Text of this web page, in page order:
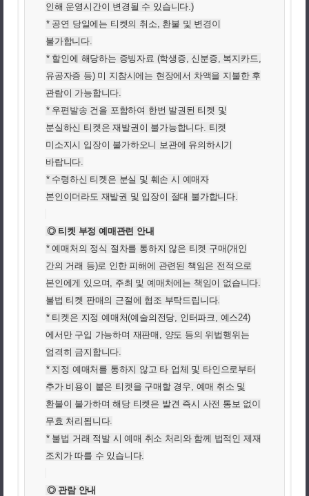
인해 운영시간이 변경될 수 있습니다.)
* 공연 당일에는 티켓의 취소, 환불 및 변경이
불가합니다.
* 할인에 해당하는 증빙자료 (학생증, 신분증, 복지카드,
유공자증 등) 미 지참시에는 현장에서 차액을 지불한 후
관람이 가능합니다.
* 우편발송 건을 포함하여 한번 발권된 티켓 및
분실하신 티켓은 재발권이 불가능합니다. 티켓
미소지시 입장이 불가하오니 보관에 유의하시기
바랍니다.
* 수령하신 티켓은 분실 및 훼손 시 예매자
본인이더라도 재발권 및 입장이 절대 불가합니다.
◎ 티켓 부정 예매관련 안내
* 예매처의 정식 절차를 통하지 않은 티켓 구매(개인
간의 거래 등)로 인한 피해에 관련된 책임은 전적으로
본인에게 있으며, 주최 및 예매처에는 책임이 없습니다.
불법 티켓 판매의 근절에 협조 부탁드립니다.
* 티켓은 지정 예매처(예술의전당, 인터파크, 예스24)
에서만 구입 가능하며 재판매, 양도 등의 위법행위는
엄격히 금지합니다.
* 지정 예매처를 통하지 않고 타 업체 및 타인으로부터
추가 비용이 붙은 티켓을 구매할 경우, 예매 취소 및
환불이 불가하며 해당 티켓은 발견 즉시 사전 통보 없이
무효 처리됩니다.
* 불법 거래 적발 시 예매 취소 처리와 함께 법적인 제재
조치가 따를 수 있습니다.
◎ 관람 안내